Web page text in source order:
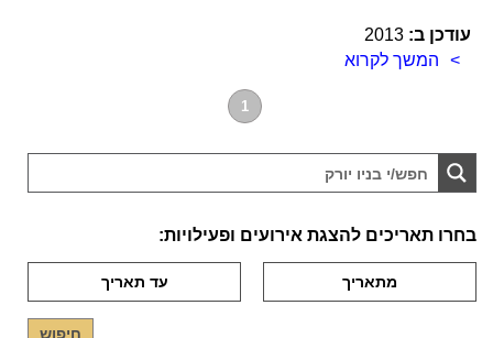
עודכן ב: 2013
המשך לקרוא
1
בחרו תאריכים להצגת אירועים ופעילויות: